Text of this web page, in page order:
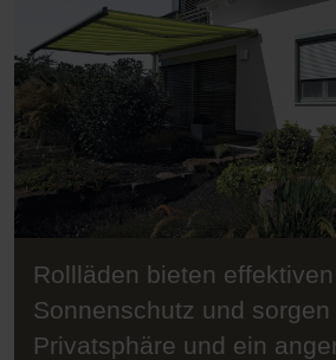
Rollläden bieten effektiven
Sonnenschutz und
Privatsphäre und ein